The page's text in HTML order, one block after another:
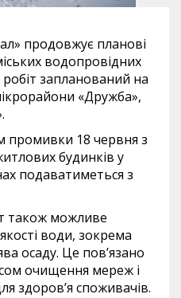
продовжує планові
водопровідних
запланований на
«Дружба»,
промивки 18 червня з
будинків у
подаватиметься з
також можливе
води, зокрема
осаду. Це пов’язано
очищення мереж і
здоров’я споживачів.